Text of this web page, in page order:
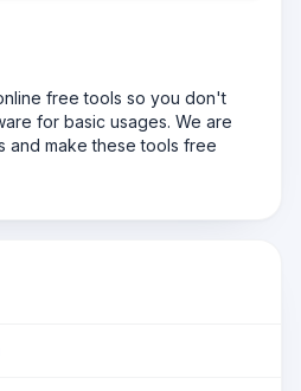
free tools so you don't
for basic usages. We are
and make these tools free